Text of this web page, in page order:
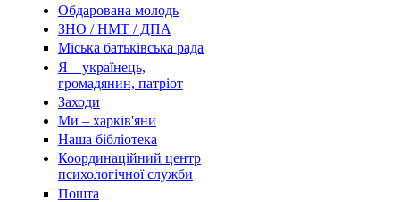
Обдарована молодь
ЗНО / НМТ / ДПА
Міська батьківська рада
Я – українець,
громадянин, патріот
Заходи
Ми – харків'яни
Наша бібліотека
Координаційний центр
психологічної служби
Пошта